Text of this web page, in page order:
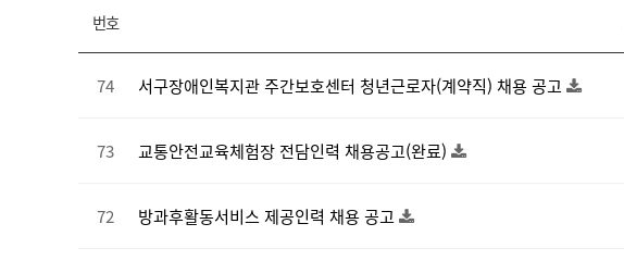
번호
74 서구장애인복지관 주간보호센터 청년근로자(계약직) 채용 공고
73 교통안전교육체험장 전담인력 채용공고(완료)
72 방과후활동서비스 제공인력 채용 공고